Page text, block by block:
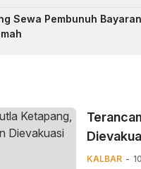
Sewa Pembunuh
KALBAR